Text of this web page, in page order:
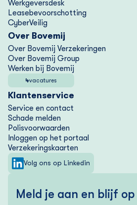
Werkgeversdesk
Lease­bevoorschotting
CyberVeilig
Over Bovemij
Over Bovemij Verzekeringen
Over Bovemij Group
Werken bij Bovemij
4vacatures
Klantenservice
Service en contact
Schade melden
Polisvoorwaarden
Inloggen op het portaal
Verzekering­skaarten
Volg ons op Linkedin
Meld je aan en blijf